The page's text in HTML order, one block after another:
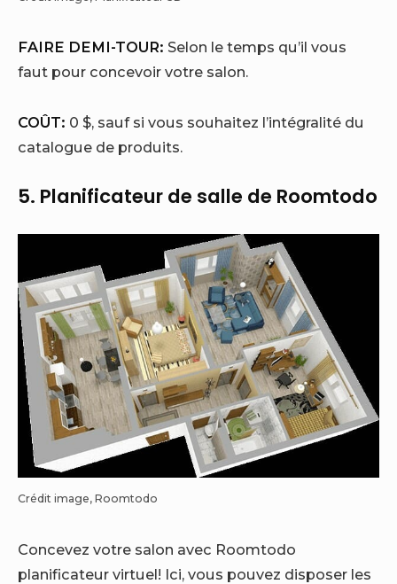
FAIRE DEMI-TOUR: Selon le temps qu’il vous
faut pour concevoir votre salon.
COÛT: 0 $, sauf si vous souhaitez l’intégralité du
catalogue de produits.
5. Planificateur de salle de Roomtodo
Crédit image, Roomtodo
Concevez votre salon avec Roomtodo
planificateur virtuel! Ici, vous pouvez disposer les